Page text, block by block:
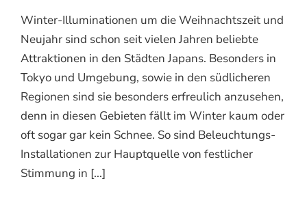
Winter-Illuminationen um die Weihnachtszeit und
Neujahr sind schon seit vielen Jahren beliebte
Attraktionen in den Städten Japans. Besonders in
Tokyo und Umgebung, sowie in den südlicheren
Regionen sind sie besonders erfreulich anzusehen,
denn in diesen Gebieten fällt im Winter kaum oder
oft sogar gar kein Schnee. So sind Beleuchtungs-
Installationen zur Hauptquelle von festlicher
Stimmung in [...]